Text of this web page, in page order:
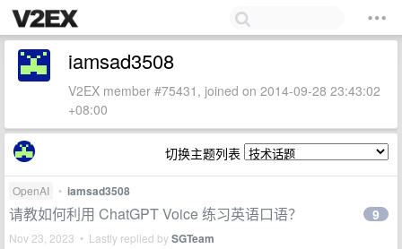
iamsad3508
V2EX member #75431, joined on 2014-09-28 23:43:02
+08:00
切换主题列表
OpenAI • iamsad3508
请教如何利用 ChatGPT Voice 练习英语口语？
Nov 23, 2023 • Lastly replied bySGTeam
9